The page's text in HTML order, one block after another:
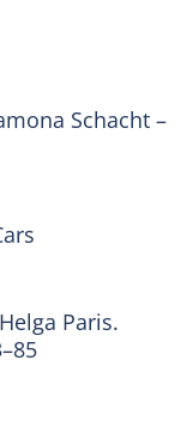
Schacht –
Paris.